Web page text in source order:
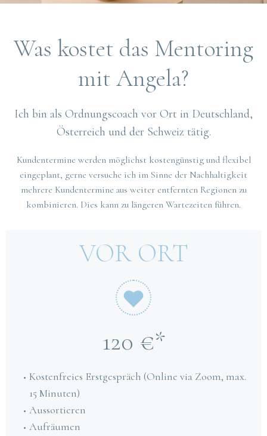
Was kostet das Mentoring
mit Angela?
Ich bin als Ordnungscoach vor Ort in Deutschland,
Österreich und der Schweiz tätig.
Kundentermine werden möglichst kostengünstig und flexibel
eingeplant, gerne versuche ich im Sinne der Nachhaltigkeit
mehrere Kundentermine aus weiter entfernten Regionen zu
kombinieren. Dies kann zu längeren Wartezeiten führen.
VOR ORT
120 €*
Kostenfreies Erstgespräch (Online via Zoom, max.
15 Minuten)
Aussortieren
Aufräumen